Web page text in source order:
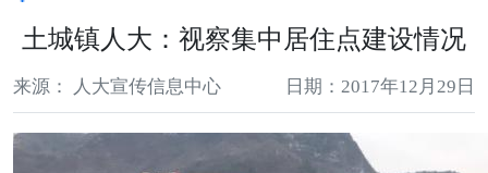
土城镇人大：视察集中居住点建设情况
来源： 人大宣传信息中心 日期：2017年12月29日